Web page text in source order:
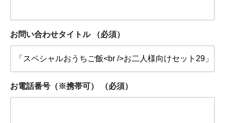
お問い合わせタイトル （必須）
お電話番号（※携帯可） （必須）